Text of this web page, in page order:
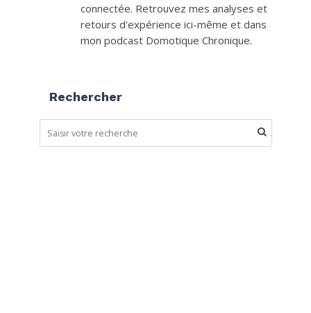
connectée. Retrouvez mes analyses et
retours d'expérience ici-même et dans
mon podcast Domotique Chronique.
Rechercher